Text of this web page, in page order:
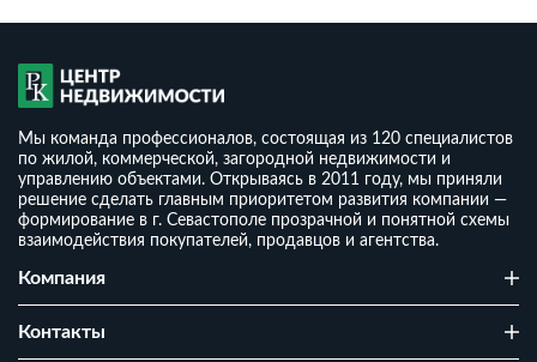
Дом 117 м² на участке 5 соток ИЖС
10 000 000
2
Мы команда профессионалов, состоящая из 120 специалистов
по жилой, коммерческой, загородной недвижимости и
управлению объектами. Открываясь в 2011 году, мы приняли
решение сделать главным приоритетом развития компании —
формирование в г. Севастополе прозрачной и понятной схемы
взаимодействия покупателей, продавцов и агентства.
Компания
Контакты